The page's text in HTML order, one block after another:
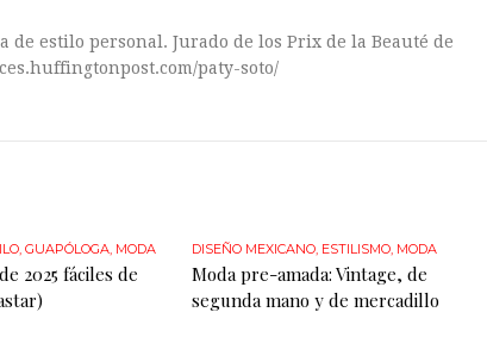
estilo personal. Jurado de los Prix de la Beauté de
paty-soto/
, GUAPÓLOGA, MODA
2025 fáciles de
DISEÑO MEXICANO, ESTILISMO, MODA
Moda pre-amada: Vintage, de
segunda mano y de mercadillo